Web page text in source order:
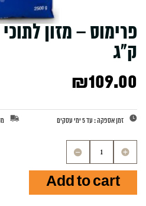
ק”ג
₪109.00
זמן אספקה : עד 5 ימי עסקים
Add to cart